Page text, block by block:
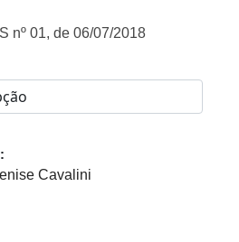
nº 01, de 06/07/2018
Cavalini